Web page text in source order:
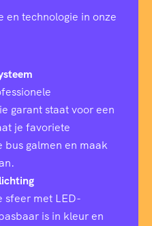
en technologie in onze
garant staat voor een
je favoriete
galmen en maak
sfeer met LED-
is in kleur en